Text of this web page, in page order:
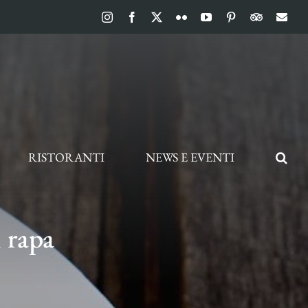
InstagramFacebook FlickrYouTubePinterest
RISTORANTI NEWS E EVENTI